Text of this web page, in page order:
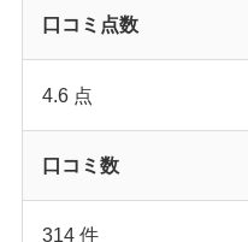
口コミ点数
4.6 点
口コミ数
314 件